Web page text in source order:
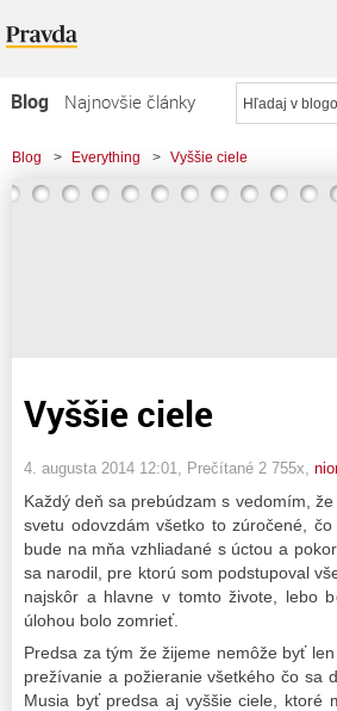
Blog
Najnovšie články
Najčítanejšie články
Najkomentovanejšie články
Blog > Everything > Vyššie ciele
Vyššie ciele
4. augusta 2014 12:01 , Prečítané 2 755x, nior
Každý deň sa prebúdzam s vedomím,
svetu odovzdám všetko to zúročené,
bude na mňa vzhliadané s úctou a
sa narodil, pre ktorú som podstupoval
najskôr a hlavne v tomto živote, lebo
úlohou bolo zomrieť.
Predsa za tým že žijeme nemôže byť
prežívanie a požieranie všetkého čo sa
Musia byť predsa aj vyššie ciele, ktoré